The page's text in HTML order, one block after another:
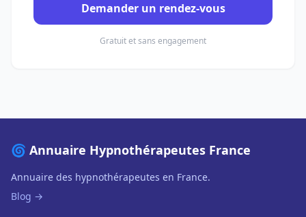
Demander un rendez-vous
Gratuit et sans engagement
🌀 Annuaire Hypnothérapeutes France
Annuaire des hypnothérapeutes en France.
Blog →